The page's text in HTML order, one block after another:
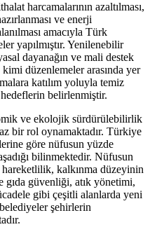
harcamalarının azaltılması,
ve enerji
amacıyla Türk
yapılmıştır. Yenilenebilir
dayanağın ve mali destek
düzenlemeler arasında yer
katılım yoluyla temiz
belirlenmiştir.
ve ekolojik sürdürülebilirlik
bir rol oynamaktadır. Türkiye
göre nüfusun yüzde
bilinmektedir. Nüfusun
kalkınma düzeyinin
gıda güvenliği, atık yönetimi,
gibi çeşitli alanlarda yeni
şehirlerin